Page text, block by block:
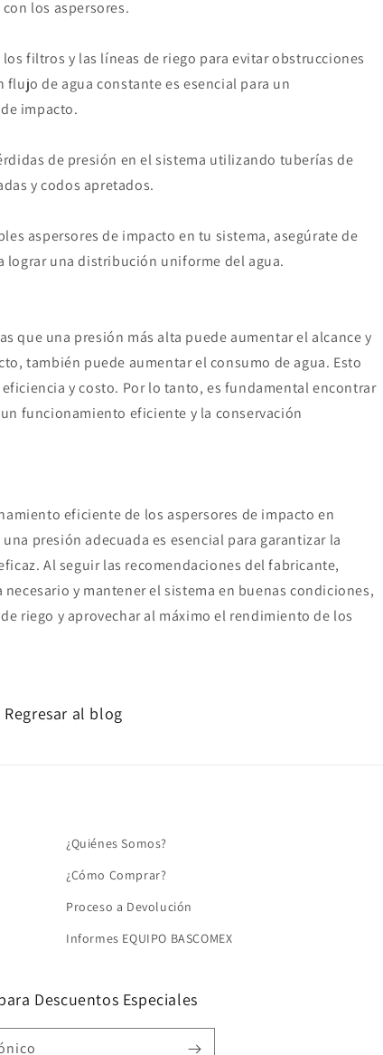
los aspersores.
filtros y las líneas de riego para evitar obstrucciones
de agua constante es esencial para un
impacto.
de presión en el sistema utilizando tuberías de
y codos apretados.
aspersores de impacto en tu sistema, asegúrate de
una distribución uniforme del agua.
que una presión más alta puede aumentar el alcance y
también puede aumentar el consumo de agua. Esto
y costo. Por lo tanto, es fundamental encontrar
funcionamiento eficiente y la conservación
eficiente de los aspersores de impacto en
presión adecuada es esencial para garantizar la
Al seguir las recomendaciones del fabricante,
y mantener el sistema en buenas condiciones,
riego y aprovechar al máximo el rendimiento de los
Regresar al blog
¿Quiénes Somos?
¿Cómo Comprar?
Proceso a Devolución
Informes EQUIPO BASCOMEX
Descuentos Especiales